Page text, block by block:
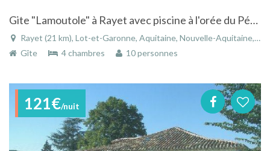
Gite "Lamoutole" à Rayet avec piscine à l'orée du Périgord
Rayet (21 km), Lot-et-Garonne, Aquitaine, Nouvelle-Aquitaine, France
Gîte
4 chambres 10 personnes
121€/nuit